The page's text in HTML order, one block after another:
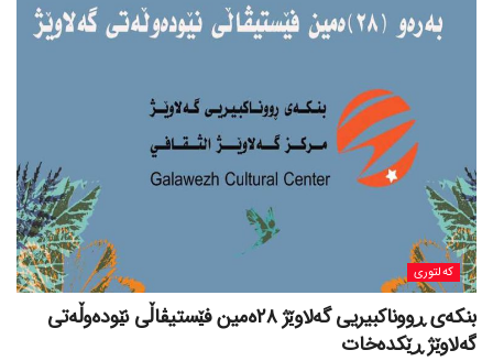
کەلتوری
بنکەی ڕووناکبیریی گەلاوێژ ٢٨ەمین فێستیڤاڵی نێودەوڵەتی
گەلاوێژ ڕێکدەخات